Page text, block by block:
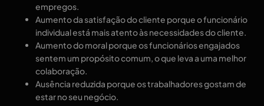
empregos.
Aumento da satisfação do cliente porque o funcionário
individual está mais atento às necessidades do cliente.
Aumento do moral porque os funcionários engajados
sentem um propósito comum, o que leva a uma melhor
colaboração.
Ausência reduzida porque os trabalhadores gostam de
estar no seu negócio.